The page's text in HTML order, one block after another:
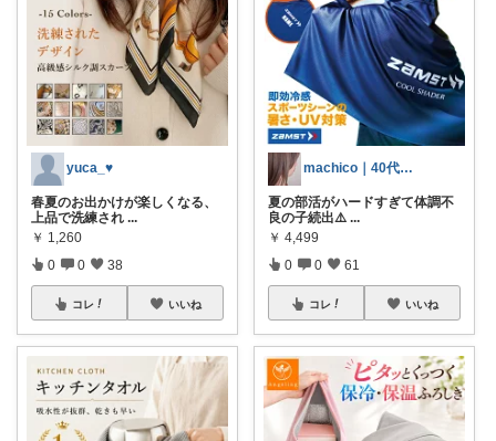
yuca_♥
春夏のお出かけが楽しくなる、
上品で洗練され ...
￥ 1,260
0 0 38
コレ いいね
machico｜40代 転勤族パート主婦
夏の部活がハードすぎて体調不
良の子続出⚠️ ...
￥ 4,499
0 0 61
コレ いいね